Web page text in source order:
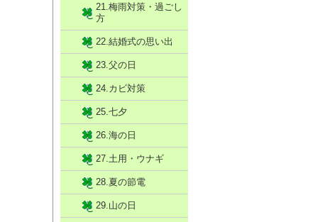
21.梅雨対策・過ごし
方
22.結婚式の思い出
23.父の日
24.カビ対策
25.七夕
26.海の日
27.土用・ウナギ
28.夏の節電
29.山の日